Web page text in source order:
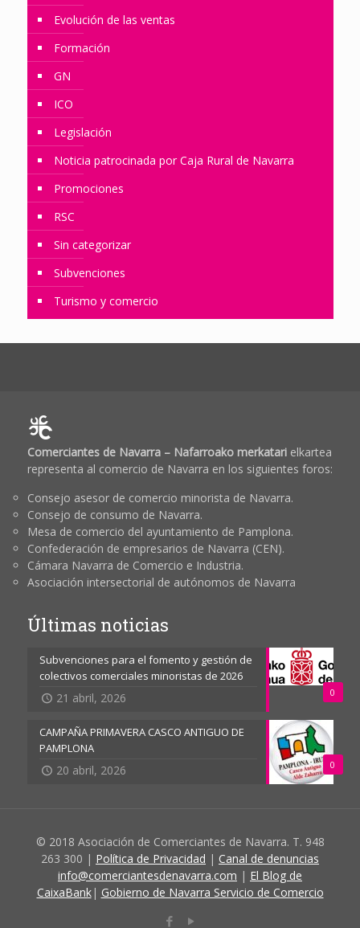
Evolución de las ventas
Formación
GN
ICO
Legislación
Noticia patrocinada por Caja Rural de Navarra
Promociones
RSC
Sin categorizar
Subvenciones
Turismo y comercio
Comerciantes de Navarra – Nafarroako merkatarielkartea
representa al comercio de Navarra en los siguientes foros:
Consejo asesor de comercio minorista de Navarra.
Consejo de consumo de Navarra.
Mesa de comercio del ayuntamiento de Pamplona.
Confederación de empresarios de Navarra (CEN).
Cámara Navarra de Comercio e Industria.
Asociación intersectorial de autónomos de Navarra
Últimas noticias
0
Subvenciones para el fomento y gestión de
colectivos comerciales minoristas de 2026
21 abril, 2026
0
CAMPAÑA PRIMAVERA CASCO ANTIGUO DE
PAMPLONA
20 abril, 2026
© 2018 Asociación de Comerciantes de Navarra. T. 948
263 300 | Política de Privacidad | Canal de denuncias
info@comerciantesdenavarra.com | El Blog de
CaixaBank| Gobierno de Navarra Servicio de Comercio